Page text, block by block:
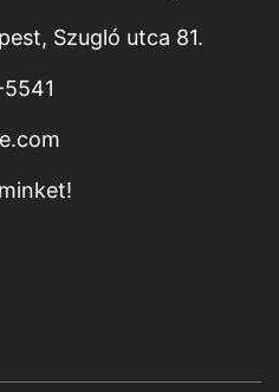
Szugló utca 81.